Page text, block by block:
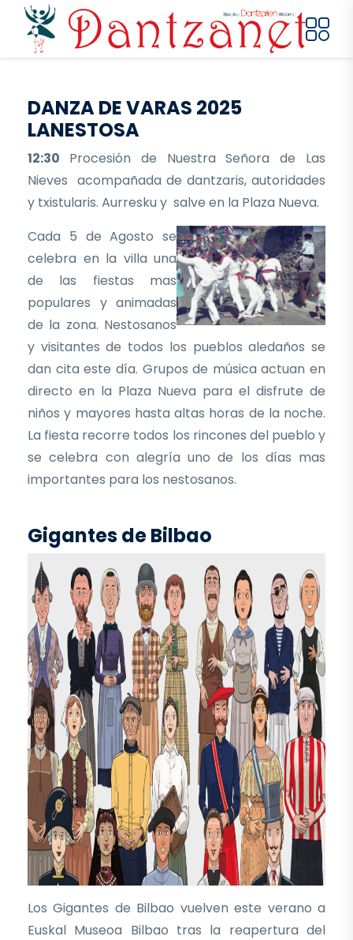
Pasar al contenido principal
DANZA DE VARAS 2025
LANESTOSA
12:30 Procesión de Nuestra Señora de Las
Nieves acompañada de dantzaris, autoridades
y txistularis. Aurresku y salve en la Plaza Nueva.
Cada 5 de Agosto se
celebra en la villa una
de las fiestas mas
populares y animadas
de la zona. Nestosanos
y visitantes de todos los pueblos aledaños se
dan cita este día. Grupos de música actuan en
directo en la Plaza Nueva para el disfrute de
niños y mayores hasta altas horas de la noche.
La fiesta recorre todos los rincones del pueblo y
se celebra con alegría uno de los días mas
importantes para los nestosanos.
Gigantes de Bilbao
Los Gigantes de Bilbao vuelven este verano a
Euskal Museoa Bilbao tras la reapertura del